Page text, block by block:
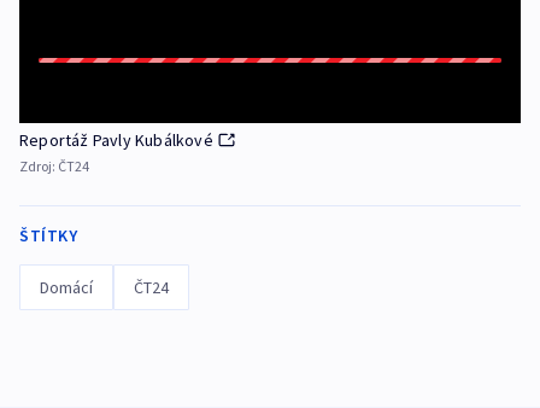
Reportáž Pavly Kubálkové
Zdroj: ČT24
ŠTÍTKY
Domácí ČT24